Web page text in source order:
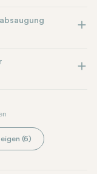
(6)